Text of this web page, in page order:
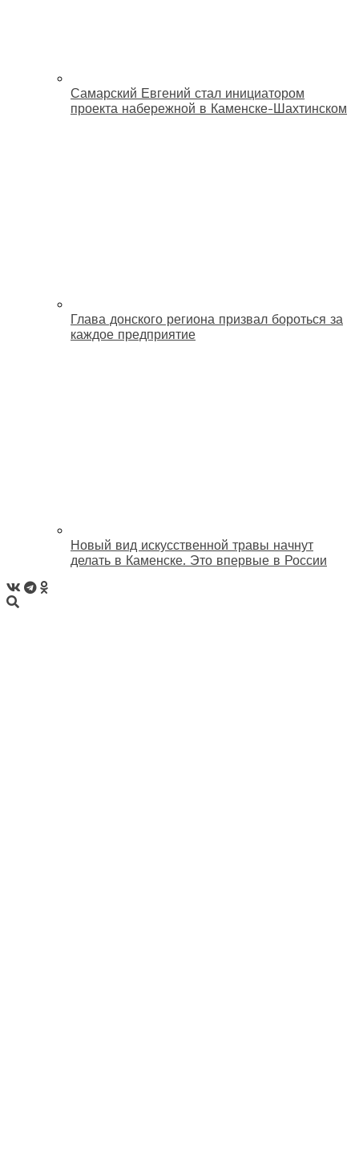
Самарский Евгений стал инициатором
проекта набережной в Каменске-Шахтинском
Глава донского региона призвал бороться за
каждое предприятие
Новый вид искусственной травы начнут
делать в Каменске. Это впервые в России